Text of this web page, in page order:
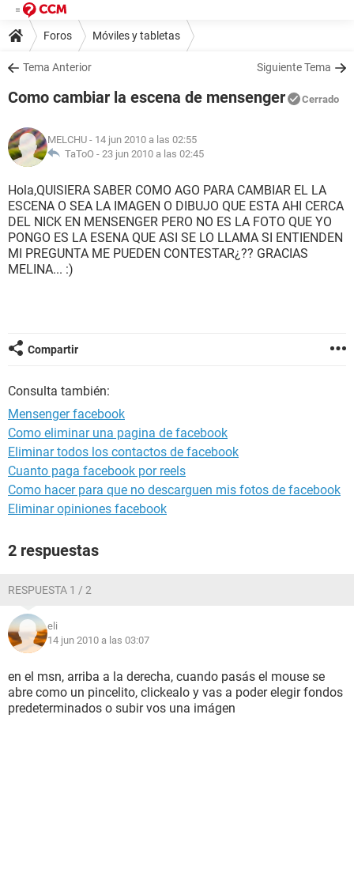
Foros Móviles y tabletas
Tema Anterior Siguiente Tema
Como cambiar la escena de mensenger Cerrado
MELCHU - 14 jun 2010 a las 02:55
TaToO - 23 jun 2010 a las 02:45
Hola,QUISIERA SABER COMO AGO PARA CAMBIAR EL LA
ESCENA O SEA LA IMAGEN O DIBUJO QUE ESTA AHI CERCA
DEL NICK EN MENSENGER PERO NO ES LA FOTO QUE YO
PONGO ES LA ESENA QUE ASI SE LO LLAMA SI ENTIENDEN
MI PREGUNTA ME PUEDEN CONTESTAR¿?? GRACIAS
MELINA... :)
Compartir
Consulta también:
Mensenger facebook
Como eliminar una pagina de facebook
Eliminar todos los contactos de facebook
Cuanto paga facebook por reels
Como hacer para que no descarguen mis fotos de facebook
Eliminar opiniones facebook
2 respuestas
RESPUESTA 1 / 2
eli
14 jun 2010 a las 03:07
en el msn, arriba a la derecha, cuando pasás el mouse se
abre como un pincelito, clickealo y vas a poder elegir fondos
predeterminados o subir vos una imágen